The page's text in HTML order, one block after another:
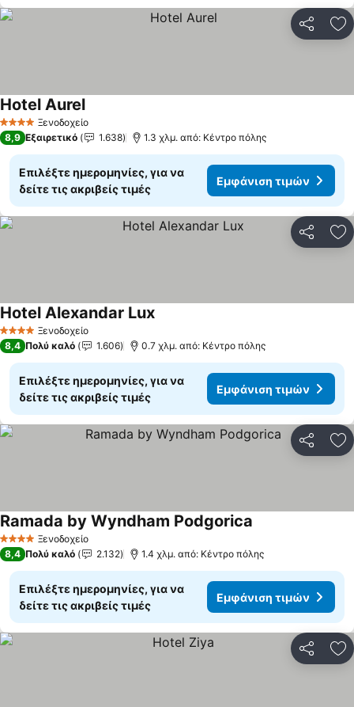
4 ΑστέριαΞενοδοχείο
Hotel AurelΕμφάνιση τιμών
8,9 Εξαιρετικό 1.638 1.3 χλμ. από: Κέντρο πόλης
Επιλέξτε ημερομηνίες, για να
δείτε τις ακριβείς τιμές
Εμφάνιση τιμών
4 ΑστέριαΞενοδοχείο
Hotel Alexandar LuxΕμφάνιση τιμών
8,4 Πολύ καλό 1.606 0.7 χλμ. από: Κέντρο πόλης
Επιλέξτε ημερομηνίες, για να
δείτε τις ακριβείς τιμές
Εμφάνιση τιμών
4 ΑστέριαΞενοδοχείο
Ramada by Wyndham Podgorica
8,4 Πολύ καλό 2.132 1.4 χλμ. από: Κέντρο πόλης
Επιλέξτε ημερομηνίες, για να
δείτε τις ακριβείς τιμές
Εμφάνιση τιμών